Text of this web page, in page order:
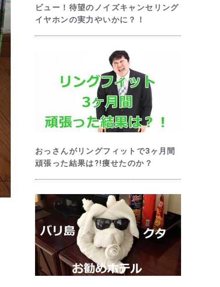
ビュー！待望のノイズキャンセリング
イヤホンの実力やいかに？！
おっさんがリングフィットで3ヶ月間
頑張った結果は?!痩せたのか？